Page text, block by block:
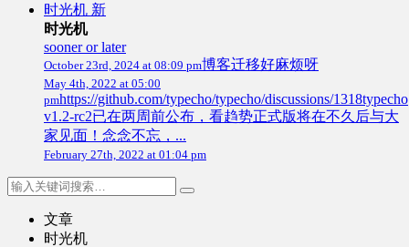
时光机 新
时光机
sooner or later
October 23rd, 2024 at 08:09 pm博客迁移好麻烦呀
May 4th, 2022 at 05:00
pmhttps://github.com/typecho/typecho/discussions/1318typecho
v1.2-rc2已在两周前公布，看趋势正式版将在不久后与大
家见面！念念不忘，...
February 27th, 2022 at 01:04 pm
文章
时光机